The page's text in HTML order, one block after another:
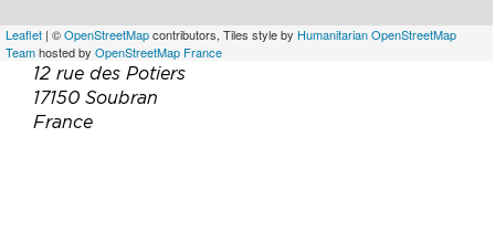
Leaflet | ©OpenStreetMapcontributors, Tiles style by Humanitarian OpenStreetMap
Teamhosted by OpenStreetMap France
12 rue des Potiers
17150 Soubran
France